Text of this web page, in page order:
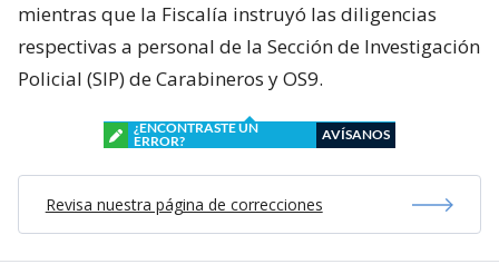
mientras que la Fiscalía instruyó las diligencias
respectivas a personal de la Sección de Investigación
Policial (SIP) de Carabineros y OS9.
¿ENCONTRASTE UN
ERROR?
AVÍSANOS
Revisa nuestra página de correcciones